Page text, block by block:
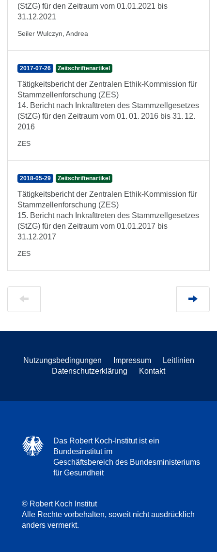
(StZG) für den Zeitraum vom 01.01.2021 bis
31.12.2021
Seiler Wulczyn, Andrea
2017-07-26 Zeitschriftenartikel
Tätigkeitsbericht der Zentralen Ethik-Kommission für
Stammzellenforschung (ZES)
14. Bericht nach Inkrafttreten des Stammzellgesetzes
(StZG) für den Zeitraum vom 01. 01. 2016 bis 31. 12.
2016
ZES
2018-05-29 Zeitschriftenartikel
Tätigkeitsbericht der Zentralen Ethik-Kommission für
Stammzellenforschung (ZES)
15. Bericht nach Inkrafttreten des Stammzellgesetzes
(StZG) für den Zeitraum vom 01.01.2017 bis
31.12.2017
ZES
Nutzungsbedingungen Impressum
Leitlinien
Datenschutzerklärung
Kontakt
Das Robert Koch-Institut ist ein
Bundesinstitut im
Geschäftsbereich des Bundesministeriums
für Gesundheit
© Robert Koch Institut
Alle Rechte vorbehalten, soweit nicht ausdrücklich
anders vermerkt.